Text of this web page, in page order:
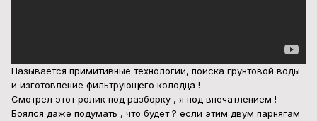
Называется примитивные технологии, поиска грунтовой воды
и изготовление фильтрующего колодца !
Смотрел этот ролик под разборку , я под впечатлением !
Боялся даже подумать , что будет ? если этим двум парнягам